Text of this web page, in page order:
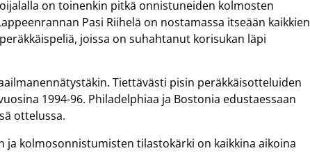
on toinenkin pitkä onnistuneiden kolmosten
Pasi Riihelä on nostamassa itseään kaikkien
joissa on suhahtanut korisukan läpi
Tiettävästi pisin peräkkäisotteluiden
1994-96. Philadelphiaa ja Bostonia edustaessaan
ottelussa.
ja kolmosonnistumisten tilastokärki on kaikkina aikoina